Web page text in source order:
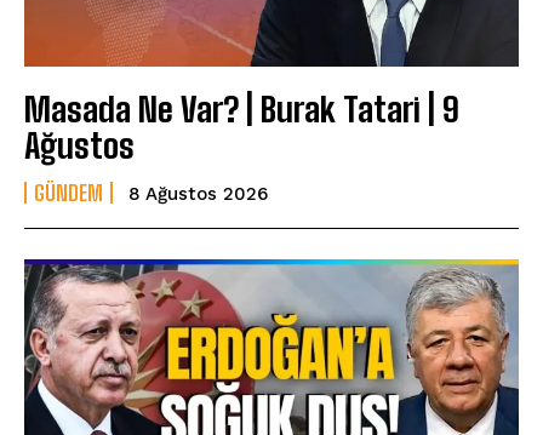
Masada Ne Var? | Burak Tatari | 9
Ağustos
GÜNDEM 8 Ağustos 2026